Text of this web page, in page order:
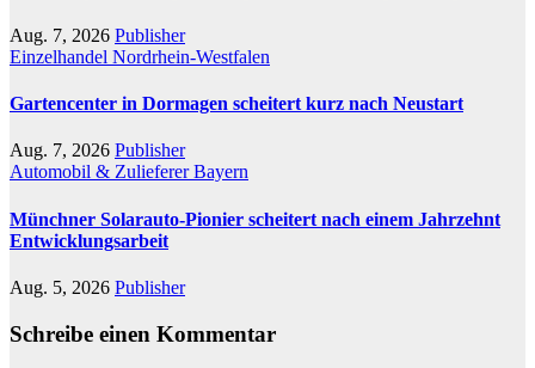
Aug. 7, 2026 Publisher
Einzelhandel Nordrhein-Westfalen
Gartencenter in Dormagen scheitert kurz nach Neustart
Aug. 7, 2026 Publisher
Automobil & ZuliefererBayern
Münchner Solarauto-Pionier scheitert nach einem Jahrzehnt
Entwicklungsarbeit
Aug. 5, 2026 Publisher
Schreibe einen Kommentar